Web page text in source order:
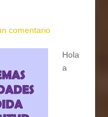
comentario
Hola
a